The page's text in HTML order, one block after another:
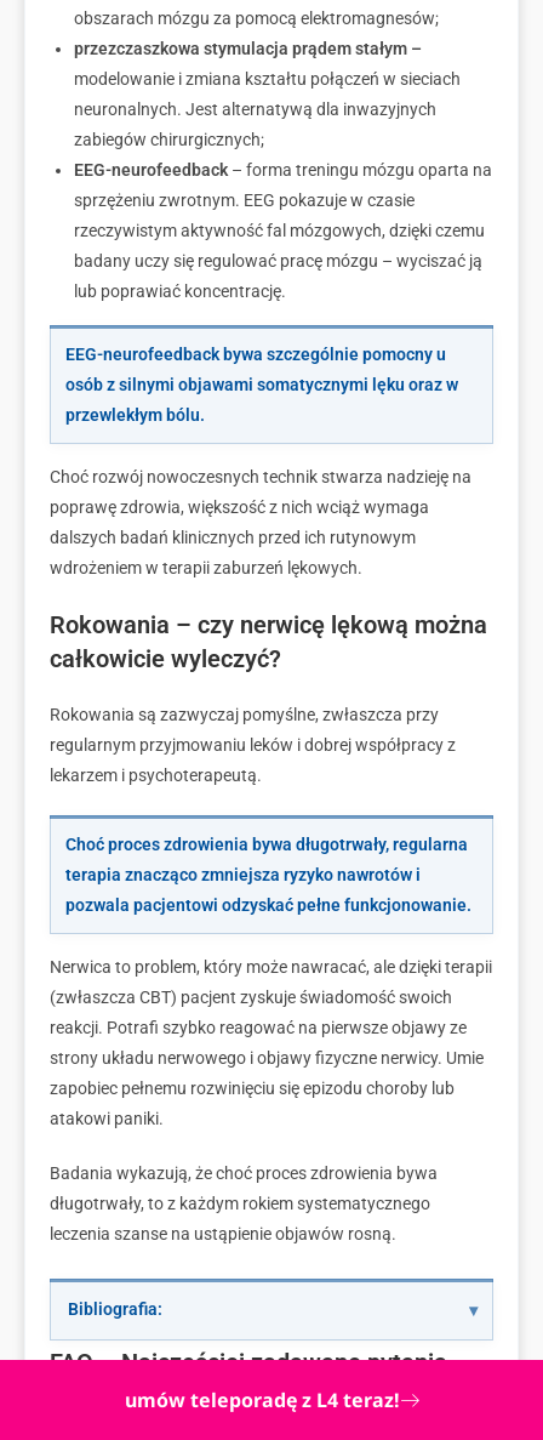
obszarach mózgu za pomocą elektromagnesów;
przezczaszkowa stymulacja prądem stałym –
modelowanie i zmiana kształtu połączeń w sieciach
neuronalnych. Jest alternatywą dla inwazyjnych
zabiegów chirurgicznych;
EEG-neurofeedback – forma treningu mózgu oparta na
sprzężeniu zwrotnym. EEG pokazuje w czasie
rzeczywistym aktywność fal mózgowych, dzięki czemu
badany uczy się regulować pracę mózgu – wyciszać ją
lub poprawiać koncentrację.
EEG-neurofeedback bywa szczególnie pomocny u
osób z silnymi objawami somatycznymi lęku oraz w
przewlekłym bólu.
Choć rozwój nowoczesnych technik stwarza nadzieję na
poprawę zdrowia, większość z nich wciąż wymaga
dalszych badań klinicznych przed ich rutynowym
wdrożeniem w terapii zaburzeń lękowych.
Rokowania – czy nerwicę lękową można
całkowicie wyleczyć?
Rokowania są zazwyczaj pomyślne, zwłaszcza przy
regularnym przyjmowaniu leków i dobrej współpracy z
lekarzem i psychoterapeutą.
Choć proces zdrowienia bywa długotrwały, regularna
terapia znacząco zmniejsza ryzyko nawrotów i
pozwala pacjentowi odzyskać pełne funkcjonowanie.
Nerwica to problem, który może nawracać, ale dzięki terapii
(zwłaszcza CBT) pacjent zyskuje świadomość swoich
reakcji. Potrafi szybko reagować na pierwsze objawy ze
strony układu nerwowego i objawy fizyczne nerwicy. Umie
zapobiec pełnemu rozwinięciu się epizodu choroby lub
atakowi paniki.
Badania wykazują, że choć proces zdrowienia bywa
długotrwały, to z każdym rokiem systematycznego
leczenia szanse na ustąpienie objawów rosną.
Bibliografia:
FAQ – Najczęściej zadawane pytania
umów teleporadę z L4 teraz!